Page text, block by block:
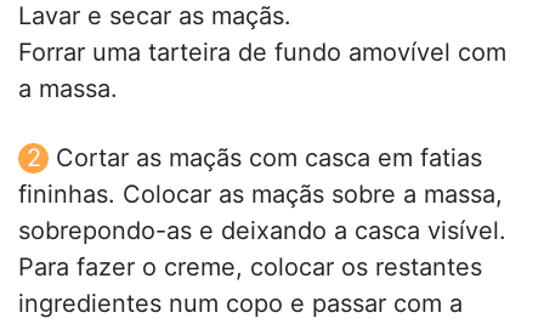
Lavar e secar as maçãs.
Forrar uma tarteira de fundo amovível com
a massa.
Cortar as maçãs com casca em fatias
fininhas. Colocar as maçãs sobre a massa,
sobrepondo-as e deixando a casca visível.
Para fazer o creme, colocar os restantes
ingredientes num copo e passar com a